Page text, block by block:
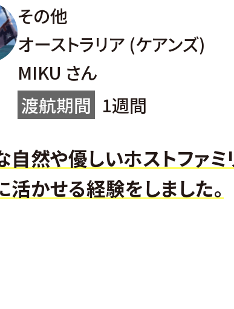
その他
オーストラリア (ケアンズ)
MIKU さん
渡航期間 1週間
然や優しいホストファミ
活かせる経験をしました。